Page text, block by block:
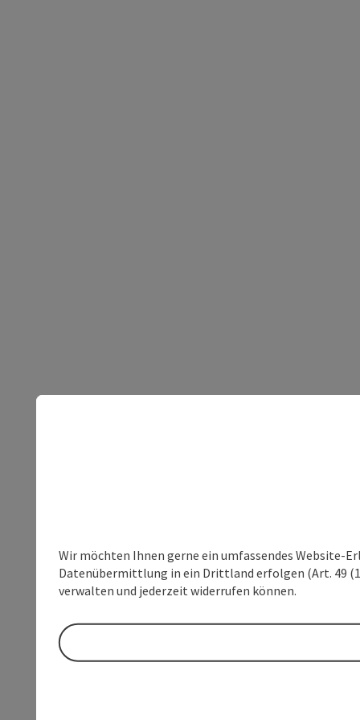
Wir möchten Ihnen gerne ein umfassendes Website-
Datenübermittlung in ein Drittland erfolgen (Art. 49
verwalten und jederzeit widerrufen können.